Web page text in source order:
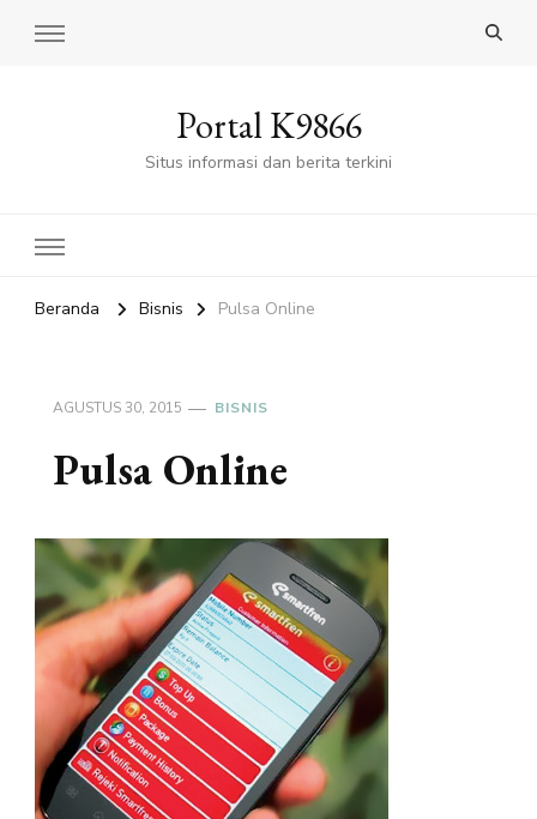
Portal K9866
Situs informasi dan berita terkini
Beranda Bisnis Pulsa Online
AGUSTUS 30, 2015 BISNIS
Pulsa Online